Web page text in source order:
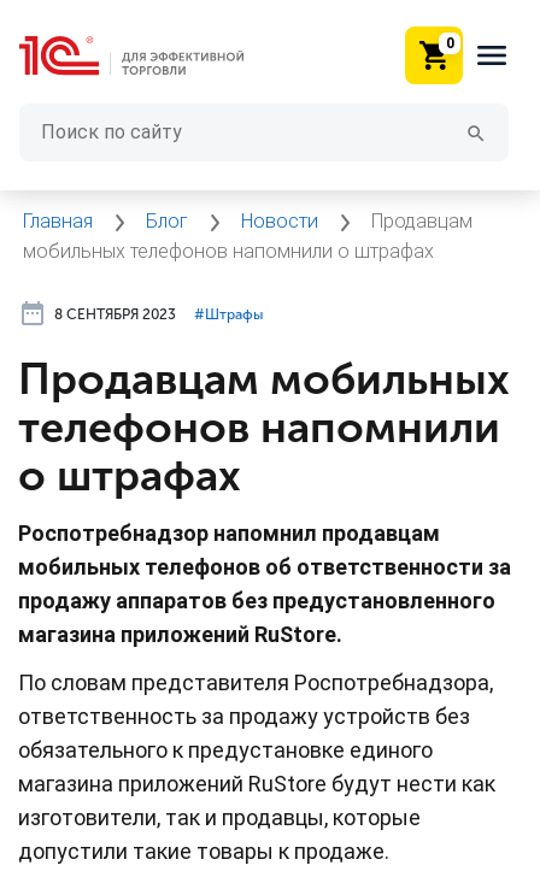
0
Главная Блог Новости
Продавцам
мобильных телефонов напомнили о штрафах
8 СЕНТЯБРЯ 2023 #⁣Штрафы
Продавцам мобильных
телефонов напомнили
о штрафах
Роспотребнадзор напомнил продавцам
мобильных телефонов об ответственности за
продажу аппаратов без предустановленного
магазина приложений RuStore.
По словам представителя Роспотребнадзора,
ответственность за продажу устройств без
обязательного к предустановке единого
магазина приложений RuStore будут нести как
изготовители, так и продавцы, которые
допустили такие товары к продаже.